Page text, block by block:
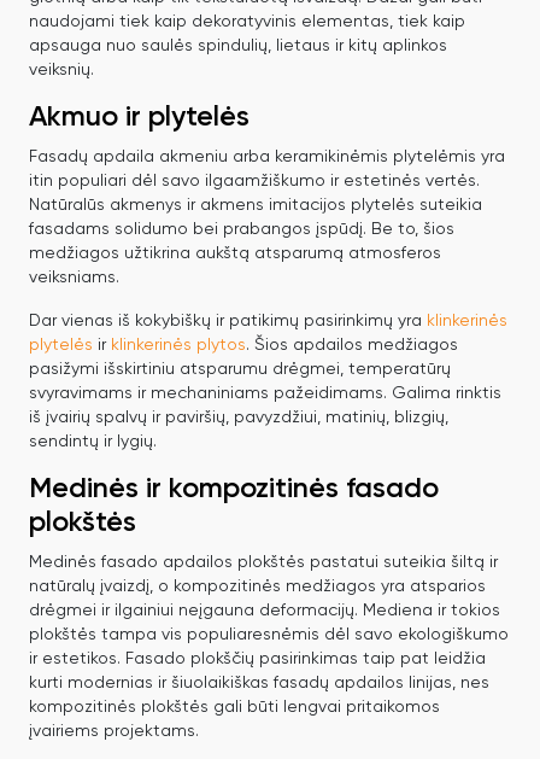
naudojami tiek kaip dekoratyvinis elementas, tiek kaip
apsauga nuo saulės spindulių, lietaus ir kitų aplinkos
veiksnių.
Akmuo ir plytelės
Fasadų apdaila akmeniu arba keramikinėmis plytelėmis yra
itin populiari dėl savo ilgaamžiškumo ir estetinės vertės.
Natūralūs akmenys ir akmens imitacijos plytelės suteikia
fasadams solidumo bei prabangos įspūdį. Be to, šios
medžiagos užtikrina aukštą atsparumą atmosferos
veiksniams.
Dar vienas iš kokybiškų ir patikimų pasirinkimų yra klinkerinės
plytelės ir klinkerinės plytos. Šios apdailos medžiagos
pasižymi išskirtiniu atsparumu drėgmei, temperatūrų
svyravimams ir mechaniniams pažeidimams. Galima rinktis
iš įvairių spalvų ir paviršių, pavyzdžiui, matinių, blizgių,
sendintų ir lygių.
Medinės ir kompozitinės fasado
plokštės
Medinės fasado apdailos plokštės pastatui suteikia šiltą ir
natūralų įvaizdį, o kompozitinės medžiagos yra atsparios
drėgmei ir ilgainiui neįgauna deformacijų. Mediena ir tokios
plokštės tampa vis populiaresnėmis dėl savo ekologiškumo
ir estetikos. Fasado plokščių pasirinkimas taip pat leidžia
kurti modernias ir šiuolaikiškas fasadų apdailos linijas, nes
kompozitinės plokštės gali būti lengvai pritaikomos
įvairiems projektams.